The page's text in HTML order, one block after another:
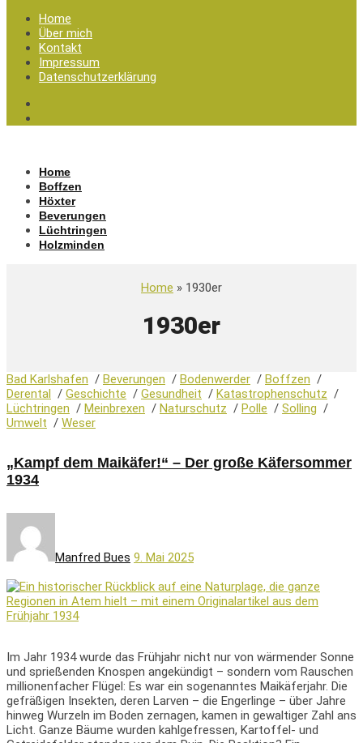
Home
Über mich
Kontakt
Impressum
Datenschutzerklärung
Home
Boffzen
Höxter
Beverungen
Lüchtringen
Holzminden
Home » 1930er
1930er
Bad Karlshafen / Beverungen / Bodenwerder / Boffzen /
Derental / Geschichte / Gesundheit / Katastrophenschutz /
Lüchtringen / Meinbrexen / Naturschutz / Polle / Solling /
Umwelt / Weser
„Kampf dem Maikäfer!“ – Der große Käfersommer
1934
Manfred Bues 9. Mai 2025
Im Jahr 1934 wurde das Frühjahr nicht nur von wärmender Sonne
und sprießenden Knospen angekündigt – sondern vom Rauschen
millionenfacher Flügel: Es war ein sogenanntes Maikäferjahr. Die
gefräßigen Insekten, deren Larven – die Engerlinge – über Jahre
hinweg Wurzeln im Boden zernagen, kamen in gewaltiger Zahl ans
Licht. Ganze Bäume wurden kahlgefressen, Kartoffel- und